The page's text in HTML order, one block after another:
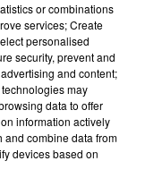
CARBONNE
Imagine
5h55
5h55
or combinations
services; Create
personalised
security, prevent and
and content;
may
data to offer
information actively
and combine data from
devices based on